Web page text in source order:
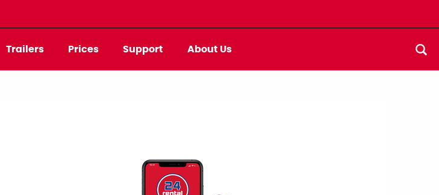
Trailers Prices Support About Us